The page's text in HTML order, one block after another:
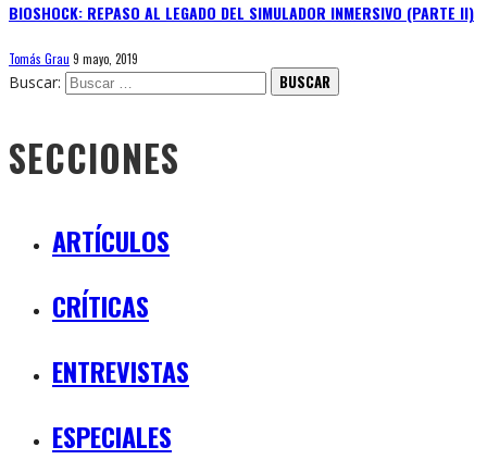
BIOSHOCK: REPASO AL LEGADO DEL SIMULADOR INMERSIVO (PARTE II)
Tomás Grau 9 mayo, 2019
Buscar:
SECCIONES
ARTÍCULOS
CRÍTICAS
ENTREVISTAS
ESPECIALES